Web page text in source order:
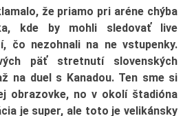
že priamo pri aréne chýba
kde by mohli sledovať live
čo nezohnali na ne vstupenky.
päť stretnutí slovenských
na duel s Kanadou. Ten sme si
obrazovke, no v okolí štadióna
je super, ale toto je velikánsky